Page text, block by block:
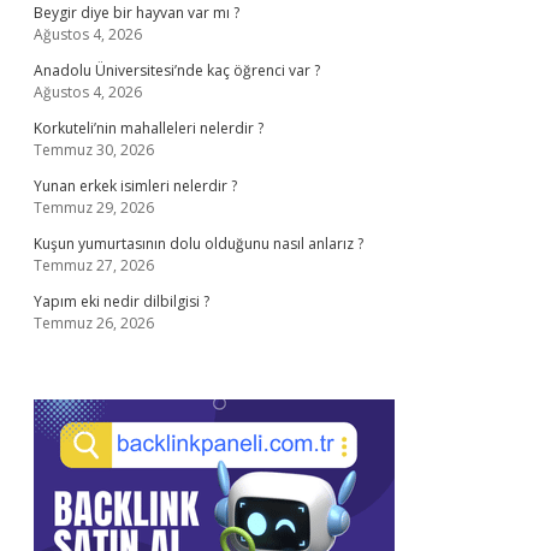
Beygir diye bir hayvan var mı ?
Ağustos 4, 2026
Anadolu Üniversitesi’nde kaç öğrenci var ?
Ağustos 4, 2026
Korkuteli’nin mahalleleri nelerdir ?
Temmuz 30, 2026
Yunan erkek isimleri nelerdir ?
Temmuz 29, 2026
Kuşun yumurtasının dolu olduğunu nasıl anlarız ?
Temmuz 27, 2026
Yapım eki nedir dilbilgisi ?
Temmuz 26, 2026